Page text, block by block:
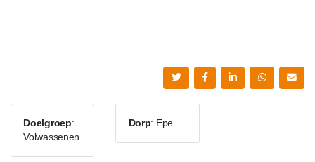
Doelgroep:
Volwassenen
Dorp: Epe